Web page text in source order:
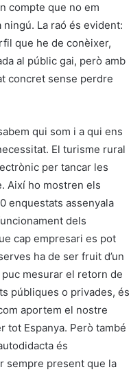
compte que no em
La raó és evident:
que he de conèixer,
al públic gai, però amb
concret sense perdre
qui som i a qui ens
El turisme rural
per tancar les
Així ho mostren els
enquestats assenyala
dels
cap empresari es pot
ha de ser fruit d’un
mesurar el retorn de
públiques o privades, és
aportem el nostre
tot Espanya. Però també
és
sempre present que la